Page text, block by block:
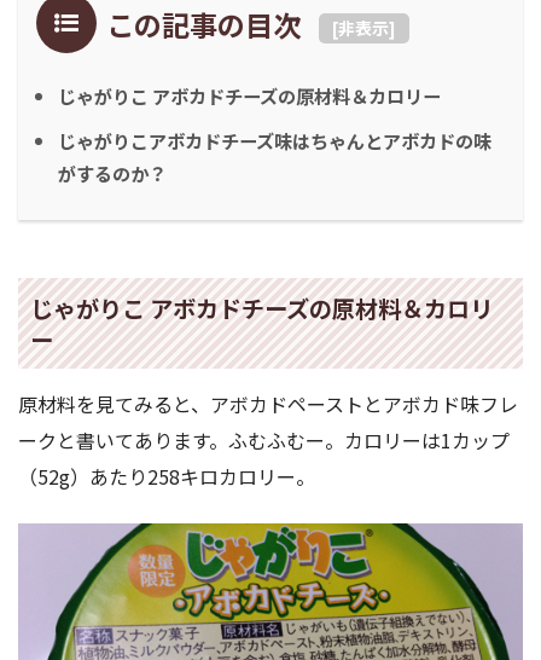
この記事の目次 [非表示]
じゃがりこ アボカドチーズの原材料＆カロリー
じゃがりこアボカドチーズ味はちゃんとアボカドの味
がするのか？
じゃがりこ アボカドチーズの原材料＆カロリ
ー
原材料を見てみると、アボカドペーストとアボカド味フレ
ークと書いてあります。ふむふむー。カロリーは1カップ
（52g）あたり258キロカロリー。